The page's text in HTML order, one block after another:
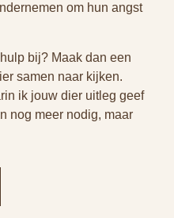
om hun angst
bij? Maak dan een
samen naar kijken.
ik jouw dier uitleg geef
nog meer nodig, maar